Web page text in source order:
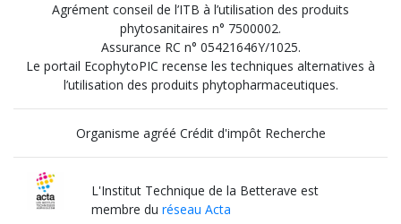
Agrément conseil de l’ITB à l’utilisation des produits
phytosanitaires n° 7500002.
Assurance RC n° 05421646Y/1025.
Le portail EcophytoPIC recense les techniques alternatives à
l’utilisation des produits phytopharmaceutiques.
Organisme agréé Crédit d'impôt Recherche
L'Institut Technique de la Betterave est
membre duréseau Acta